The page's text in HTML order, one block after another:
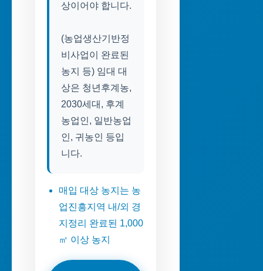
상이어야 합니다.
(농업생산기반정
비사업이 완료된
농지 등) 임대 대
상은 청년후계농,
2030세대, 후계
농업인, 일반농업
인, 귀농인 등입
니다.
매입 대상 농지는 농
업진흥지역 내/외 경
지정리 완료된 1,000
㎡ 이상 농지